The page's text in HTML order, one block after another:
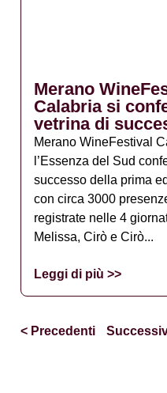
Merano
Calabria si
vetrina di
Merano WineFestival
l’Essenza del Sud
successo della prima
con circa 3000
registrate nelle 4
Melissa, Cirò e Cirò...
Leggi di più >>
< Precedenti